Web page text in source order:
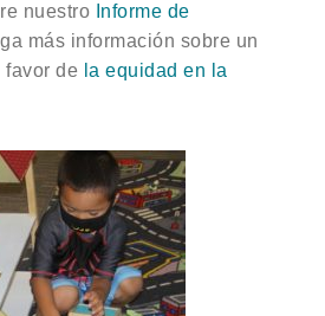
nuestro Informe de
más información sobre un
favor de la equidad en la